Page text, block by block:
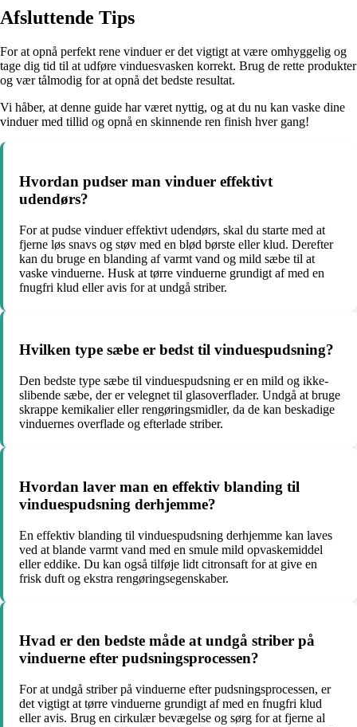
Afsluttende Tips
For at opnå perfekt rene vinduer er det vigtigt at være omhyggelig og
tage dig tid til at udføre vinduesvasken korrekt. Brug de rette produkter
og vær tålmodig for at opnå det bedste resultat.
Vi håber, at denne guide har været nyttig, og at du nu kan vaske dine
vinduer med tillid og opnå en skinnende ren finish hver gang!
Hvordan pudser man vinduer effektivt
udendørs?
For at pudse vinduer effektivt udendørs, skal du starte med at
fjerne løs snavs og støv med en blød børste eller klud. Derefter
kan du bruge en blanding af varmt vand og mild sæbe til at
vaske vinduerne. Husk at tørre vinduerne grundigt af med en
fnugfri klud eller avis for at undgå striber.
Hvilken type sæbe er bedst til vinduespudsning?
Den bedste type sæbe til vinduespudsning er en mild og ikke-
slibende sæbe, der er velegnet til glasoverflader. Undgå at bruge
skrappe kemikalier eller rengøringsmidler, da de kan beskadige
vinduernes overflade og efterlade striber.
Hvordan laver man en effektiv blanding til
vinduespudsning derhjemme?
En effektiv blanding til vinduespudsning derhjemme kan laves
ved at blande varmt vand med en smule mild opvaskemiddel
eller eddike. Du kan også tilføje lidt citronsaft for at give en
frisk duft og ekstra rengøringsegenskaber.
Hvad er den bedste måde at undgå striber på
vinduerne efter pudsningsprocessen?
For at undgå striber på vinduerne efter pudsningsprocessen, er
det vigtigt at tørre vinduerne grundigt af med en fnugfri klud
eller avis. Brug en cirkulær bevægelse og sørg for at fjerne al